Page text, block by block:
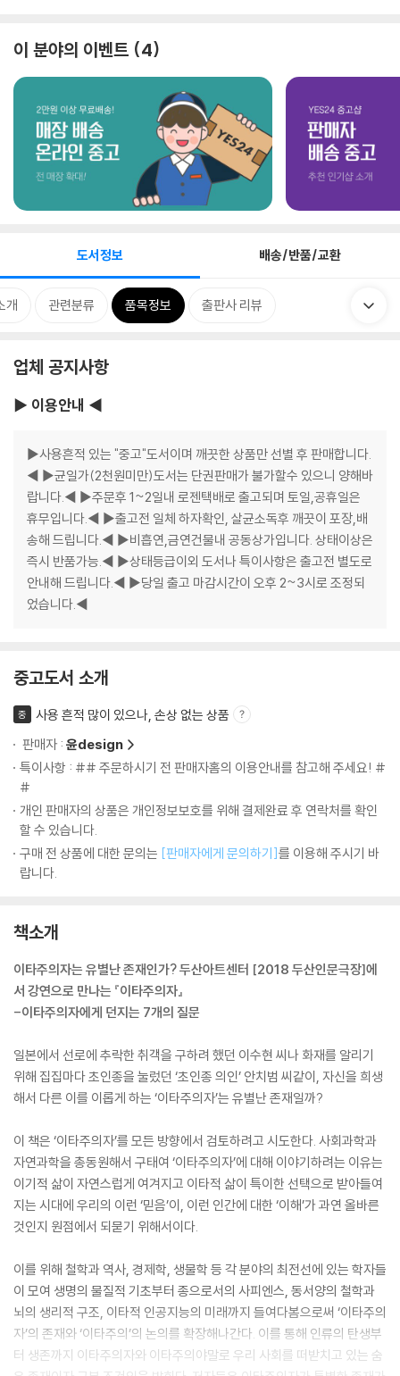
이 분야의 이벤트 4
도서정보 배송/반품/교환
개 관련분류 품목정보 출판사 리뷰
업체 공지사항
▶ 이용안내 ◀
▶사용흔적 있는 "중고"도서이며 깨끗한 상품만 선별 후 판매합니다.
◀ ▶균일가(2천원미만)도서는 단권판매가 불가할수 있으니 양해바
랍니다.◀ ▶주문후 1~2일내 로젠택배로 출고되며 토일,공휴일은
휴무입니다.◀ ▶출고전 일체 하자확인, 살균소독후 깨끗이 포장,배
송해 드립니다.◀ ▶비흡연,금연건물내 공동상가입니다. 상태이상은
즉시 반품가능.◀ ▶상태등급이외 도서나 특이사항은 출고전 별도로
안내해 드립니다.◀ ▶당일 출고 마감시간이 오후 2~3시로 조정되
었습니다.◀
중고도서 소개
중
사용 흔적 많이 있으나, 손상 없는 상품
판매자 : 윤design
특이사항 : ## 주문하시기 전 판매자홈의 이용안내를 참고해 주세요! #
#
개인 판매자의 상품은 개인정보보호를 위해 결제완료 후 연락처를 확인
할 수 있습니다.
구매 전 상품에 대한 문의는 [판매자에게 문의하기]를 이용해 주시기 바
랍니다.
책소개
이타주의자는 유별난 존재인가? 두산아트센터 [2018 두산인문극장]에
서 강연으로 만나는 『이타주의자』
-이타주의자에게 던지는 7개의 질문
일본에서 선로에 추락한 취객을 구하려 했던 이수현 씨나 화재를 알리기
위해 집집마다 초인종을 눌렀던 ‘초인종 의인’ 안치범 씨같이, 자신을 희생
해서 다른 이를 이롭게 하는 ‘이타주의자’는 유별난 존재일까?
이 책은 ‘이타주의자’를 모든 방향에서 검토하려고 시도한다. 사회과학과
자연과학을 총동원해서 구태여 ‘이타주의자’에 대해 이야기하려는 이유는
이기적 삶이 자연스럽게 여겨지고 이타적 삶이 특이한 선택으로 받아들여
지는 시대에 우리의 이런 ‘믿음’이, 이런 인간에 대한 ‘이해’가 과연 올바른
것인지 원점에서 되묻기 위해서이다.
이를 위해 철학과 역사, 경제학, 생물학 등 각 분야의 최전선에 있는 학자들
이 모여 생명의 물질적 기초부터 종으로서의 사피엔스, 동서양의 철학과
뇌의 생리적 구조, 이타적 인공지능의 미래까지 들여다봄으로써 ‘이타주의
자’의 존재와 ‘이타주의’의 논의를 확장해나간다. 이를 통해 인류의 탄생부
터 생존까지 이타주의자와 이타주의야말로 우리 사회를 떠받치고 있는 숨